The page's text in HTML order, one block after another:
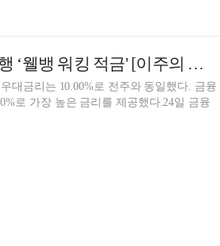
12개월 최고 연 10%…웰컴저축은행 ‘웰뱅 워킹 적금' [이주의 저축은행 적금금리-3월 4주]
대금리는 10.00%로 전주와 동일했다. 금융
로 가장 높은 금리를 제공했다.24일 금융